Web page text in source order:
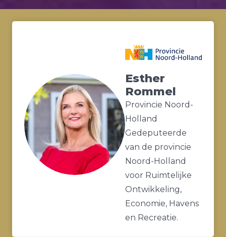
Esther
Rommel
Provincie Noord-
Holland
Gedeputeerde
van de provincie
Noord-Holland
voor Ruimtelijke
Ontwikkeling,
Economie, Havens
en Recreatie.